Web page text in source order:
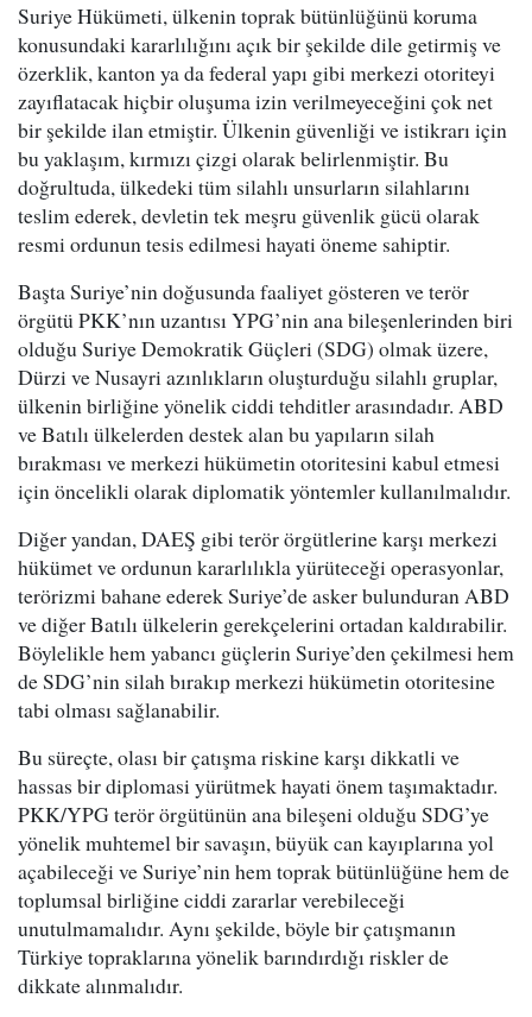
Suriye Hükümeti, ülkenin toprak bütünlüğünü koruma
konusundaki kararlılığını açık bir şekilde dile getirmiş ve
özerklik, kanton ya da federal yapı gibi merkezi otoriteyi
zayıflatacak hiçbir oluşuma izin verilmeyeceğini çok net
bir şekilde ilan etmiştir. Ülkenin güvenliği ve istikrarı için
bu yaklaşım, kırmızı çizgi olarak belirlenmiştir. Bu
doğrultuda, ülkedeki tüm silahlı unsurların silahlarını
teslim ederek, devletin tek meşru güvenlik gücü olarak
resmi ordunun tesis edilmesi hayati öneme sahiptir.
Başta Suriye’nin doğusunda faaliyet gösteren ve terör
örgütü PKK’nın uzantısı YPG’nin ana bileşenlerinden biri
olduğu Suriye Demokratik Güçleri (SDG) olmak üzere,
Dürzi ve Nusayri azınlıkların oluşturduğu silahlı gruplar,
ülkenin birliğine yönelik ciddi tehditler arasındadır. ABD
ve Batılı ülkelerden destek alan bu yapıların silah
bırakması ve merkezi hükümetin otoritesini kabul etmesi
için öncelikli olarak diplomatik yöntemler kullanılmalıdır.
Diğer yandan, DAEŞ gibi terör örgütlerine karşı merkezi
hükümet ve ordunun kararlılıkla yürüteceği operasyonlar,
terörizmi bahane ederek Suriye’de asker bulunduran ABD
ve diğer Batılı ülkelerin gerekçelerini ortadan kaldırabilir.
Böylelikle hem yabancı güçlerin Suriye’den çekilmesi hem
de SDG’nin silah bırakıp merkezi hükümetin otoritesine
tabi olması sağlanabilir.
Bu süreçte, olası bir çatışma riskine karşı dikkatli ve
hassas bir diplomasi yürütmek hayati önem taşımaktadır.
PKK/YPG terör örgütünün ana bileşeni olduğu SDG’ye
yönelik muhtemel bir savaşın, büyük can kayıplarına yol
açabileceği ve Suriye’nin hem toprak bütünlüğüne hem de
toplumsal birliğine ciddi zararlar verebileceği
unutulmamalıdır. Aynı şekilde, böyle bir çatışmanın
Türkiye topraklarına yönelik barındırdığı riskler de
dikkate alınmalıdır.